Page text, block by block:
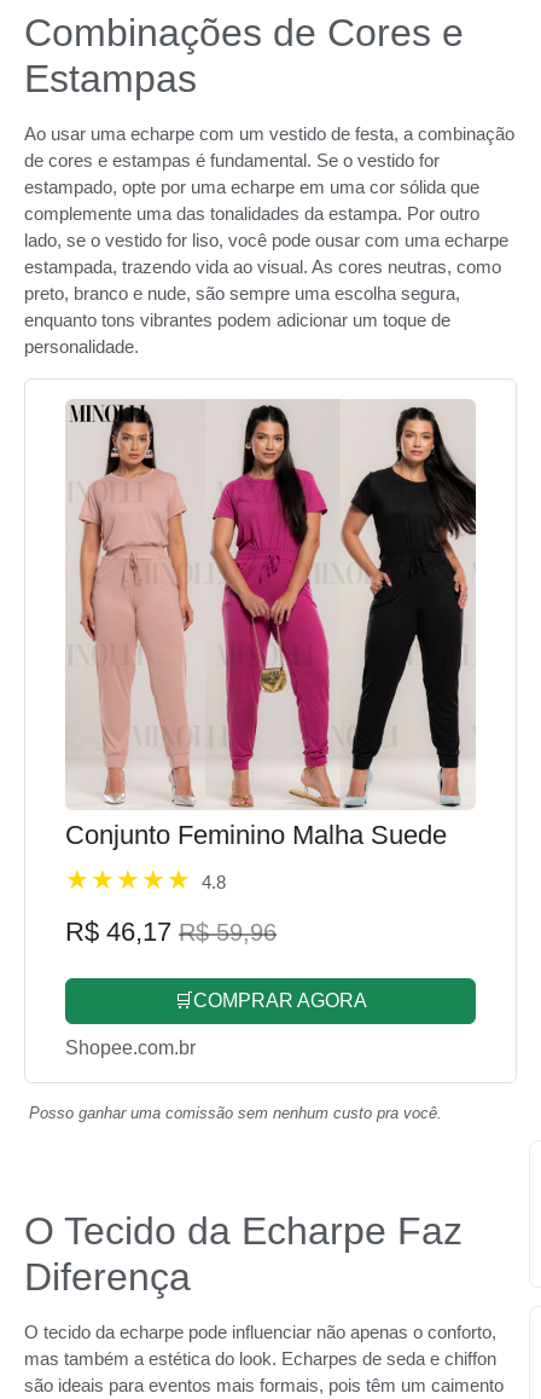
Combinações de Cores e
Estampas
Ao usar uma echarpe com um vestido de festa, a combinação
de cores e estampas é fundamental. Se o vestido for
estampado, opte por uma echarpe em uma cor sólida que
complemente uma das tonalidades da estampa. Por outro
lado, se o vestido for liso, você pode ousar com uma echarpe
estampada, trazendo vida ao visual. As cores neutras, como
preto, branco e nude, são sempre uma escolha segura,
enquanto tons vibrantes podem adicionar um toque de
personalidade.
Conjunto Feminino Malha Suede
4.8
R$ 46,17 R$ 59,96
🛒COMPRAR AGORA
Shopee.com.br
Posso ganhar uma comissão sem nenhum custo pra você.
O Tecido da Echarpe Faz
Diferença
O tecido da echarpe pode influenciar não apenas o conforto,
mas também a estética do look. Echarpes de seda e chiffon
são ideais para eventos mais formais, pois têm um caimento